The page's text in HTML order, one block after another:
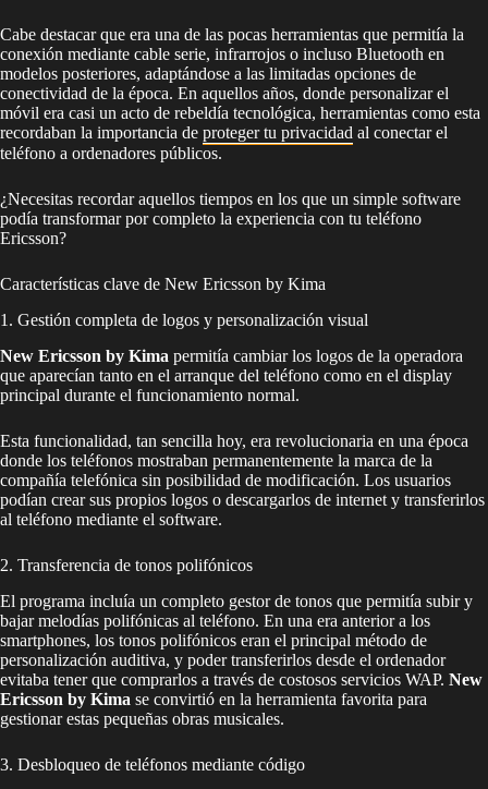
Cabe destacar que era una de las pocas herramientas que permitía la
conexión mediante cable serie, infrarrojos o incluso Bluetooth en
modelos posteriores, adaptándose a las limitadas opciones de
conectividad de la época. En aquellos años, donde personalizar el
móvil era casi un acto de rebeldía tecnológica, herramientas como esta
recordaban la importancia de proteger tu privacidad al conectar el
teléfono a ordenadores públicos.
¿Necesitas recordar aquellos tiempos en los que un simple software
podía transformar por completo la experiencia con tu teléfono
Ericsson?
Características clave de New Ericsson by Kima
1. Gestión completa de logos y personalización visual
New Ericsson by Kima permitía cambiar los logos de la operadora
que aparecían tanto en el arranque del teléfono como en el display
principal durante el funcionamiento normal.
Esta funcionalidad, tan sencilla hoy, era revolucionaria en una época
donde los teléfonos mostraban permanentemente la marca de la
compañía telefónica sin posibilidad de modificación. Los usuarios
podían crear sus propios logos o descargarlos de internet y transferirlos
al teléfono mediante el software.
2. Transferencia de tonos polifónicos
El programa incluía un completo gestor de tonos que permitía subir y
bajar melodías polifónicas al teléfono. En una era anterior a los
smartphones, los tonos polifónicos eran el principal método de
personalización auditiva, y poder transferirlos desde el ordenador
evitaba tener que comprarlos a través de costosos servicios WAP. New
Ericsson by Kima se convirtió en la herramienta favorita para
gestionar estas pequeñas obras musicales.
3. Desbloqueo de teléfonos mediante código